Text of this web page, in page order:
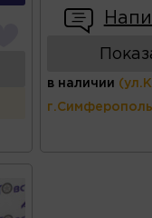
в наличии